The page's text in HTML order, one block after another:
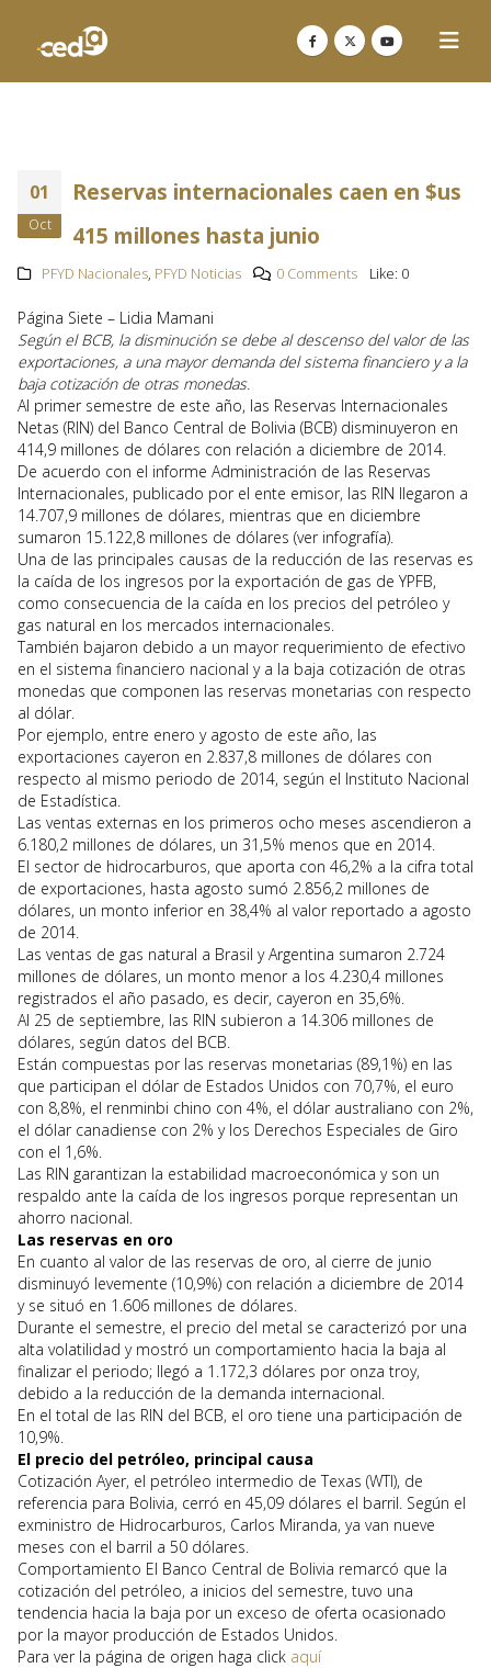
01
Oct
Reservas internacionales caen en $us
415 millones hasta junio
PFYD Nacionales, PFYD Noticias 0 Comments Like: 0
Página Siete – Lidia Mamani
Según el BCB, la disminución se debe al descenso del valor de las
exportaciones, a una mayor demanda del sistema financiero y a la
baja cotización de otras monedas.
Al primer semestre de este año, las Reservas Internacionales
Netas (RIN) del Banco Central de Bolivia (BCB) disminuyeron en
414,9 millones de dólares con relación a diciembre de 2014.
De acuerdo con el informe Administración de las Reservas
Internacionales, publicado por el ente emisor, las RIN llegaron a
14.707,9 millones de dólares, mientras que en diciembre
sumaron 15.122,8 millones de dólares (ver infografía).
Una de las principales causas de la reducción de las reservas es
la caída de los ingresos por la exportación de gas de YPFB,
como consecuencia de la caída en los precios del petróleo y
gas natural en los mercados internacionales.
También bajaron debido a un mayor requerimiento de efectivo
en el sistema financiero nacional y a la baja cotización de otras
monedas que componen las reservas monetarias con respecto
al dólar.
Por ejemplo, entre enero y agosto de este año, las
exportaciones cayeron en 2.837,8 millones de dólares con
respecto al mismo periodo de 2014, según el Instituto Nacional
de Estadística.
Las ventas externas en los primeros ocho meses ascendieron a
6.180,2 millones de dólares, un 31,5% menos que en 2014.
El sector de hidrocarburos, que aporta con 46,2% a la cifra total
de exportaciones, hasta agosto sumó 2.856,2 millones de
dólares, un monto inferior en 38,4% al valor reportado a agosto
de 2014.
Las ventas de gas natural a Brasil y Argentina sumaron 2.724
millones de dólares, un monto menor a los 4.230,4 millones
registrados el año pasado, es decir, cayeron en 35,6%.
Al 25 de septiembre, las RIN subieron a 14.306 millones de
dólares, según datos del BCB.
Están compuestas por las reservas monetarias (89,1%) en las
que participan el dólar de Estados Unidos con 70,7%, el euro
con 8,8%, el renminbi chino con 4%, el dólar australiano con 2%,
el dólar canadiense con 2% y los Derechos Especiales de Giro
con el 1,6%.
Las RIN garantizan la estabilidad macroeconómica y son un
respaldo ante la caída de los ingresos porque representan un
ahorro nacional.
Las reservas en oro
En cuanto al valor de las reservas de oro, al cierre de junio
disminuyó levemente (10,9%) con relación a diciembre de 2014
y se situó en 1.606 millones de dólares.
Durante el semestre, el precio del metal se caracterizó por una
alta volatilidad y mostró un comportamiento hacia la baja al
finalizar el periodo; llegó a 1.172,3 dólares por onza troy,
debido a la reducción de la demanda internacional.
En el total de las RIN del BCB, el oro tiene una participación de
10,9%.
El precio del petróleo, principal causa
Cotización Ayer, el petróleo intermedio de Texas (WTI), de
referencia para Bolivia, cerró en 45,09 dólares el barril. Según el
exministro de Hidrocarburos, Carlos Miranda, ya van nueve
meses con el barril a 50 dólares.
Comportamiento El Banco Central de Bolivia remarcó que la
cotización del petróleo, a inicios del semestre, tuvo una
tendencia hacia la baja por un exceso de oferta ocasionado
por la mayor producción de Estados Unidos.
Para ver la página de origen haga click aquí